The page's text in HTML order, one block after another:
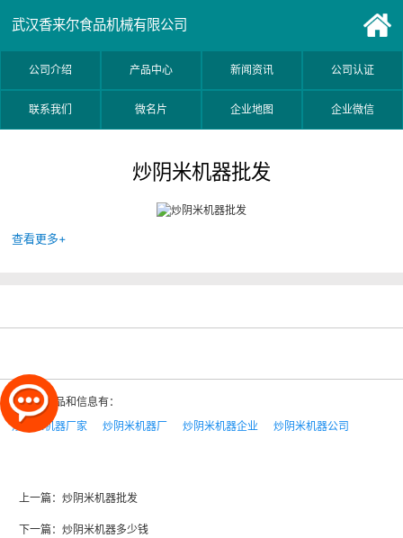
武汉香来尔食品机械有限公司
公司介绍 产品中心 新闻资讯 公司认证
联系我们 微名片 企业地图 企业微信
炒阴米机器批发
查看更多+
相关的产品和信息有：
炒阴米机器厂家
炒阴米机器厂 炒阴米机器企业 炒阴米机器公司
上一篇： 炒阴米机器批发
下一篇： 炒阴米机器多少钱